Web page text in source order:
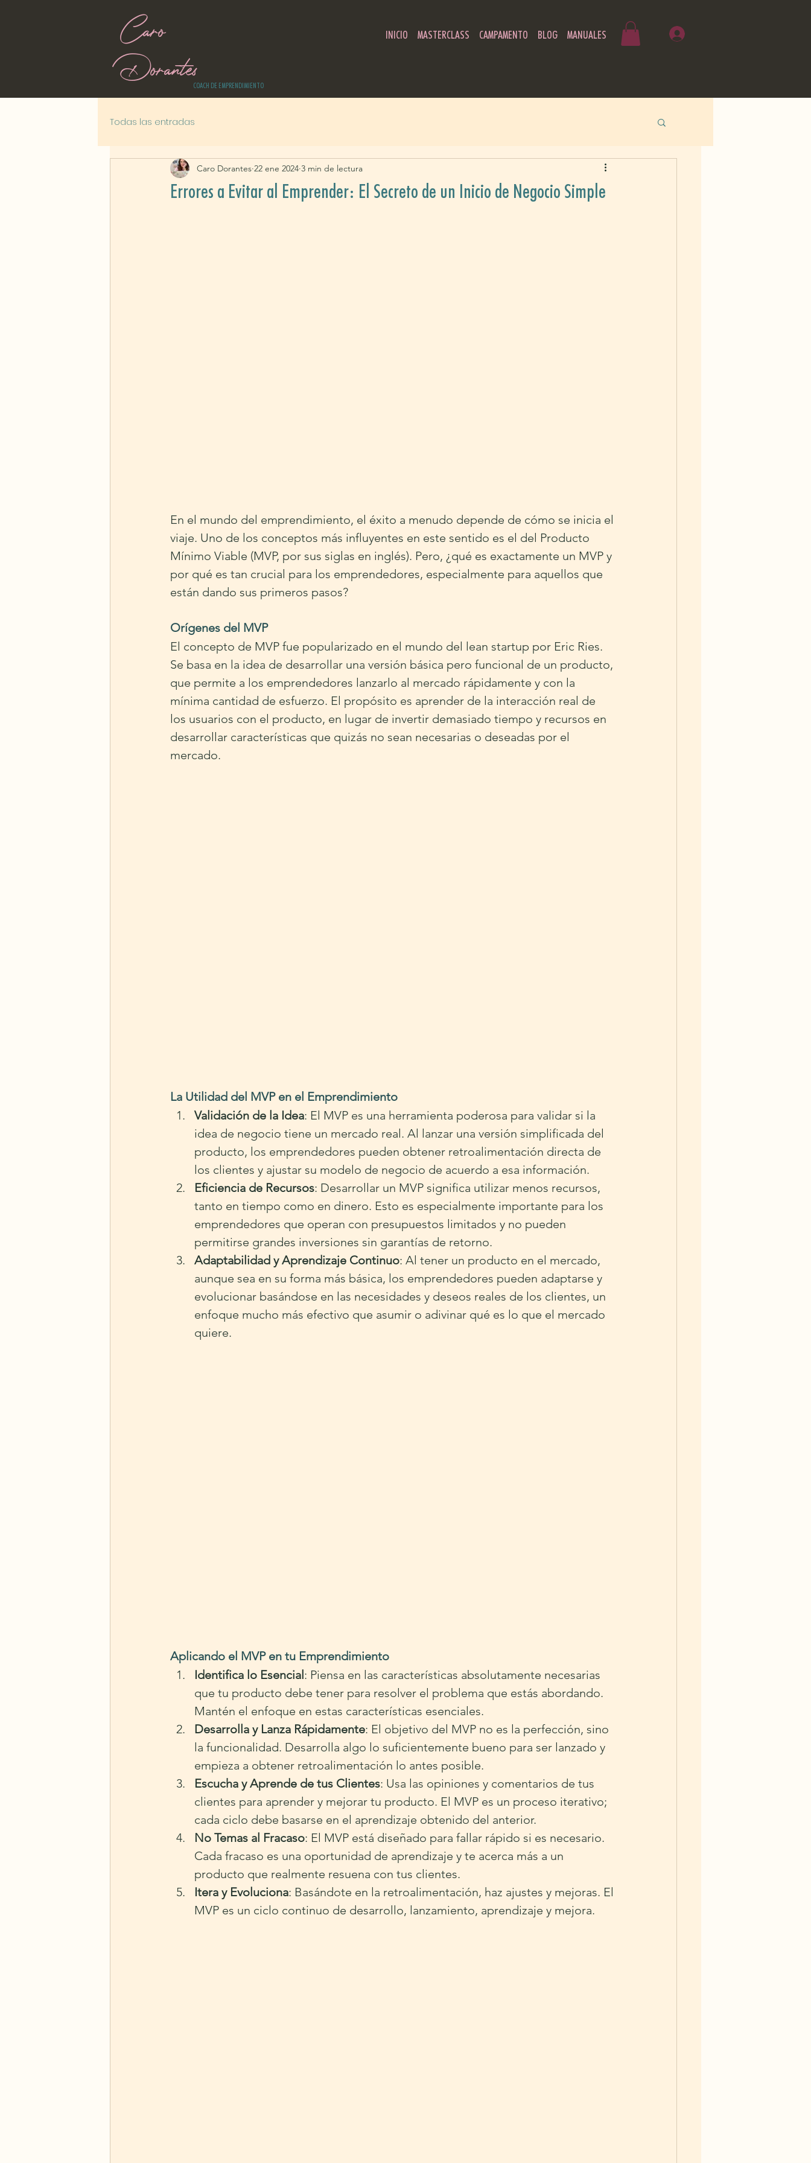
Caro
DorantesCOACH DE EMPRENDIMIENTO
INICIO MASTERCLASS CAMPAMENTO BLOG MANUALES
Todas las entradas
Errores a Evitar al Emprender: El Secreto de un Inicio de Negocio Simple
Caro Dorantes 22 ene 2024 3 min de lectura
En el mundo del emprendimiento, el éxito a menudo depende de cómo se inicia el
viaje. Uno de los conceptos más influyentes en este sentido es el del Producto
Mínimo Viable (MVP, por sus siglas en inglés). Pero, ¿qué es exactamente un MVP y
por qué es tan crucial para los emprendedores, especialmente para aquellos que
están dando sus primeros pasos?
Orígenes del MVP
El concepto de MVP fue popularizado en el mundo del lean startup por Eric Ries.
Se basa en la idea de desarrollar una versión básica pero funcional de un producto,
que permite a los emprendedores lanzarlo al mercado rápidamente y con la
mínima cantidad de esfuerzo. El propósito es aprender de la interacción real de
los usuarios con el producto, en lugar de invertir demasiado tiempo y recursos en
desarrollar características que quizás no sean necesarias o deseadas por el
mercado.
La Utilidad del MVP en el Emprendimiento
Validación de la Idea: El MVP es una herramienta poderosa para validar si la
idea de negocio tiene un mercado real. Al lanzar una versión simplificada del
producto, los emprendedores pueden obtener retroalimentación directa de
los clientes y ajustar su modelo de negocio de acuerdo a esa información.
Eficiencia de Recursos: Desarrollar un MVP significa utilizar menos recursos,
tanto en tiempo como en dinero. Esto es especialmente importante para los
emprendedores que operan con presupuestos limitados y no pueden
permitirse grandes inversiones sin garantías de retorno.
Adaptabilidad y Aprendizaje Continuo: Al tener un producto en el mercado,
aunque sea en su forma más básica, los emprendedores pueden adaptarse y
evolucionar basándose en las necesidades y deseos reales de los clientes, un
enfoque mucho más efectivo que asumir o adivinar qué es lo que el mercado
quiere.
Aplicando el MVP en tu Emprendimiento
Identifica lo Esencial: Piensa en las características absolutamente necesarias
que tu producto debe tener para resolver el problema que estás abordando.
Mantén el enfoque en estas características esenciales.
Desarrolla y Lanza Rápidamente: El objetivo del MVP no es la perfección, sino
la funcionalidad. Desarrolla algo lo suficientemente bueno para ser lanzado y
empieza a obtener retroalimentación lo antes posible.
Escucha y Aprende de tus Clientes: Usa las opiniones y comentarios de tus
clientes para aprender y mejorar tu producto. El MVP es un proceso iterativo;
cada ciclo debe basarse en el aprendizaje obtenido del anterior.
No Temas al Fracaso: El MVP está diseñado para fallar rápido si es necesario.
Cada fracaso es una oportunidad de aprendizaje y te acerca más a un
producto que realmente resuena con tus clientes.
Itera y Evoluciona: Basándote en la retroalimentación, haz ajustes y mejoras. El
MVP es un ciclo continuo de desarrollo, lanzamiento, aprendizaje y mejora.